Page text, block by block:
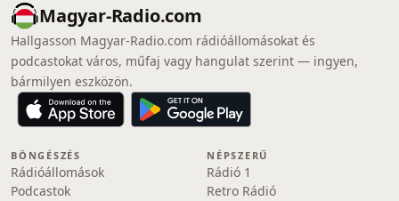
Magyar-Radio.com
Hallgasson Magyar-Radio.com rádióállomásokat és
podcastokat város, műfaj vagy hangulat szerint — ingyen,
bármilyen eszközön.
BÖNGÉSZÉS
Rádióállomások
Podcastok
NÉPSZERŰ
Rádió 1
Retro Rádió